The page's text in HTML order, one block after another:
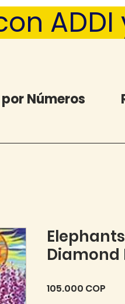
Números
Diamond
105.000 COP